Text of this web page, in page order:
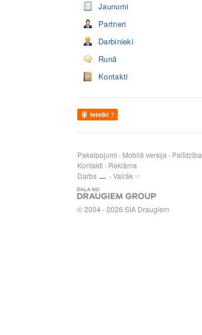
Jaunumi
Partneri
Darbinieki
Runā
Kontakti
Ieteikt 7
Pakalpojumi Mobilā versija
Palīdzība
Kontakti
Reklāma
Darbs
Vairāk
© 2004 - 2026 SIA Draugiem